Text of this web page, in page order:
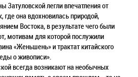
Затуловской легли впечатления от
где она вдохновилась природой,
Востока, в результате чего были
мотивам для которой послужили
«Женьшень» и трактат китайского
о живописи».
всегда возникают на необычных